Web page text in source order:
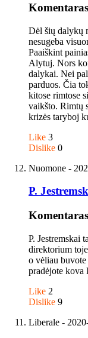
Komentaras
Dėl šių dalykų
nesugeba
Paaiškint
Alytuj. Nors
dalykai. Nei
parduos. Čia
kitose rimtose
vaikšto. Rimtų
krizės taryboj
Like 3
Dislike 0
Nuomone -
P.
Komentaras
P. Jestremskai
direktorium
o vėliau
pradėjote kova
Like 2
Dislike 9
Liberale -